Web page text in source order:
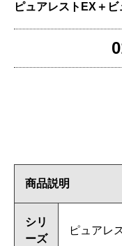
ピュアレストEX＋
商品説明
シリ
ーズ
ピュアレ